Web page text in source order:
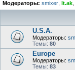
Модераторы: smixer lt.ak
U.S.A.
Модераторы:
Темы: 80
Europe
Модераторы:
Темы: 83